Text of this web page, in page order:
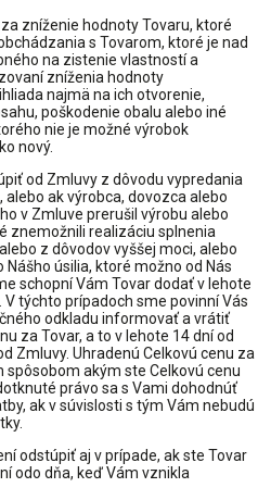
zníženie hodnoty Tovaru, ktoré
s Tovarom, ktoré je nad
na zistenie vlastností a
zníženia hodnoty
najmä na ich otvorenie,
poškodenie obalu alebo iné
nie je možné výrobok
nový.
od Zmluvy z dôvodu vypredania
ak výrobca, dovozca alebo
v Zmluve prerušil výrobu alebo
znemožnili realizáciu splnenia
z dôvodov vyššej moci, alebo
úsilia, ktoré možno od Nás
schopní Vám Tovar dodať v lehote
týchto prípadoch sme povinní Vás
odkladu informovať a vrátiť
za Tovar, a to v lehote 14 dní od
Zmluvy. Uhradenú Celkovú cenu za
akým ste Celkovú cenu
právo sa s Vami dohodnúť
ak v súvislosti s tým Vám nebudú
odstúpiť aj v prípade, ak ste Tovar
odo dňa, keď Vám vznikla